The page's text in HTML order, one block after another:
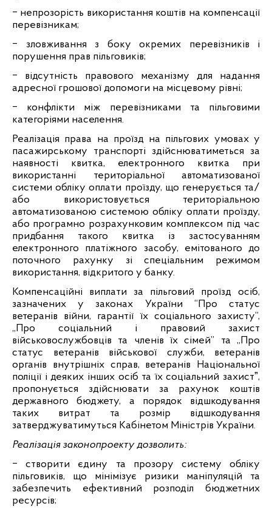
‒ непрозорість використання коштів на компенсації
перевізникам;
‒ зловживання з боку окремих перевізників і
порушення прав пільговиків;
‒ відсутність правового механізму для надання
адресної грошової допомоги на місцевому рівні;
‒ конфлікти між перевізниками та пільговими
категоріями населення.
Реалізація права на проїзд на пільгових умовах у
пасажирському транспорті здійснюватиметься за
наявності квитка, електронного квитка при
використанні територіальної автоматизованої
системи обліку оплати проїзду, що генерується та/
або використовується територіальною
автоматизованою системою обліку оплати проїзду,
або програмно розрахунковим комплексом під час
придбання такого квитка із застосуванням
електронного платіжного засобу, емітованого до
поточного рахунку зі спеціальним режимом
використання, відкритого у банку.
Компенсаційні виплати за пільговий проїзд осіб,
зазначених у законах України “Про статус
ветеранів війни, гарантії їх соціального захисту”,
„Про соціальний і правовий захист
військовослужбовців та членів їх сімей” та „Про
статус ветеранів військової служби, ветеранів
органів внутрішніх справ, ветеранів Національної
поліції і деяких інших осіб та їх соціальний захистˮ,
пропонується здійснювати за рахунок коштів
державного бюджету, а порядок відшкодування
таких витрат та розмір відшкодування
затверджуватимуться Кабінетом Міністрів України.
Реалізація законопроекту дозволить:
‒створити єдину та прозору систему обліку
пільговиків, що мінімізує ризики маніпуляцій та
забезпечить ефективний розподіл бюджетних
ресурсів;